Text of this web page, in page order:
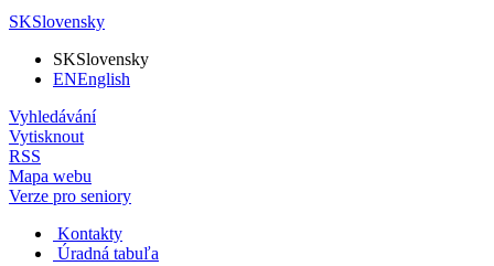
SKSlovensky
SKSlovensky
ENEnglish
Vyhledávání
Vytisknout
RSS
Mapa webu
Verze pro seniory
Kontakty
Úradná tabuľa